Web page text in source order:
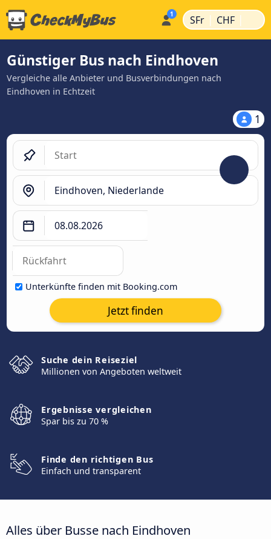
SFr | CHF |
Günstiger Bus nach Eindhoven
Vergleiche alle Anbieter und Busverbindungen nach
Eindhoven in Echtzeit
1
Unterkünfte finden mit Booking.com
Jetzt finden
Suche dein Reiseziel
Millionen von Angeboten weltweit
Ergebnisse vergleichen
Spar bis zu 70 %
Finde den richtigen Bus
Einfach und transparent
Alles über Busse nach Eindhoven